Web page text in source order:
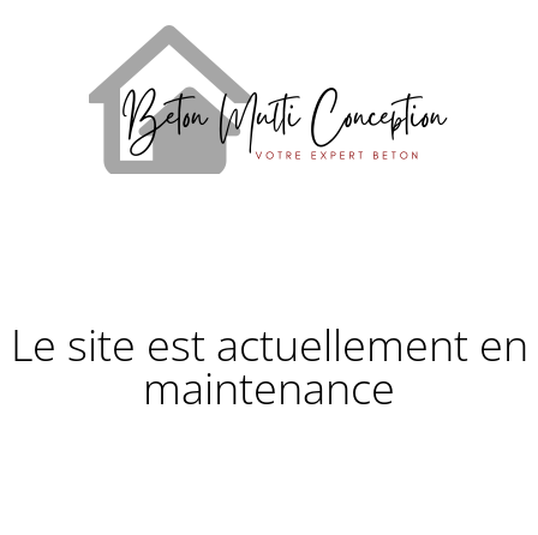
Le site est actuellement en
maintenance